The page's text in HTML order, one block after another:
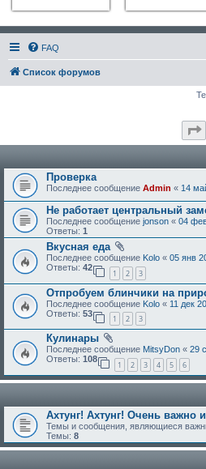
FAQ
Список форумов
Проверка
Последнее сообщение Admin « 14
Не работает центральный
Последнее сообщение jonson « 04
Ответы: 1
Вкусная еда
Последнее сообщение Kolo « 05 янв
Ответы: 42
1 2 3
Отпробуем блинчики на
Последнее сообщение Kolo « 11 дек
Ответы: 53
1 2 3
Кулинары
Последнее сообщение MitsyDon « 29
Ответы: 108
1 2 3 4 5 6
Ахтунг! Ахтунг! Очень важно
Темы и сообщения, являющиеся
Темы: 8